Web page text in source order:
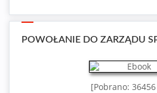
POWOŁANIE DO ZARZĄDU
[Pobrano: